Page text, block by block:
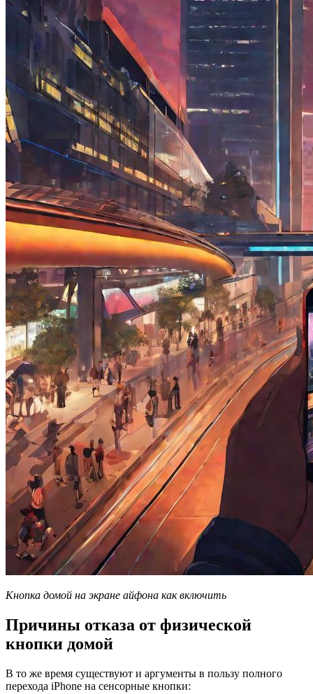
Кнопка домой на экране айфона как включить
Причины отказа от физической
кнопки домой
В то же время существуют и аргументы в пользу полного
перехода iPhone на сенсорные кнопки: